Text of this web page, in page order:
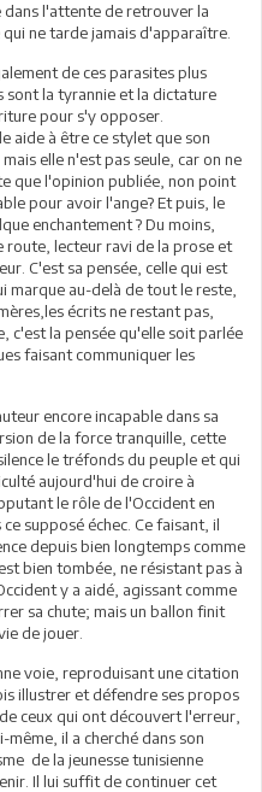
l'attente de retrouver la
ne tarde jamais d'apparaître.
de ces parasites plus
sont la tyrannie et la dictature
pour s'y opposer.
aide à être ce stylet que son
elle n'est pas seule, car on ne
que l'opinion publiée, non point
pour avoir l'ange? Et puis, le
enchantement ? Du moins,
route, lecteur ravi de la prose et
C'est sa pensée, celle qui est
marque au-delà de tout le reste,
écrits ne restant pas,
c'est la pensée qu'elle soit parlée
faisant communiquer les
encore incapable dans sa
de la force tranquille, cette
le tréfonds du peuple et qui
aujourd'hui de croire à
le rôle de l'Occident en
supposé échec. Ce faisant, il
depuis bien longtemps comme
bien tombée, ne résistant pas à
y a aidé, agissant comme
sa chute; mais un ballon finit
de jouer.
voie, reproduisant une citation
illustrer et défendre ses propos
ceux qui ont découvert l'erreur,
il a cherché dans son
de la jeunesse tunisienne
Il lui suffit de continuer cet